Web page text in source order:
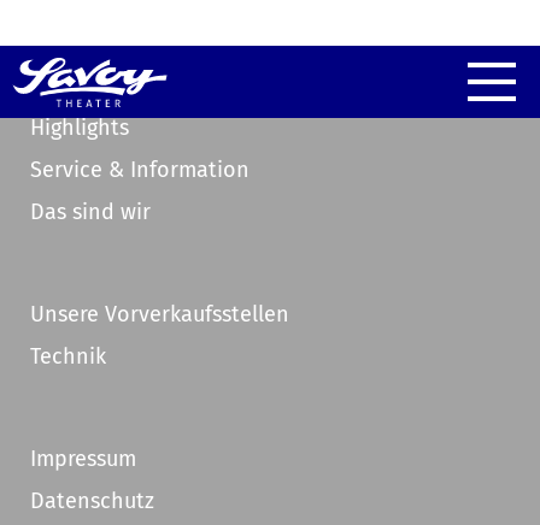
Highlights
Service & Information
Das sind wir
Unsere Vorverkaufsstellen
Technik
Impressum
Datenschutz